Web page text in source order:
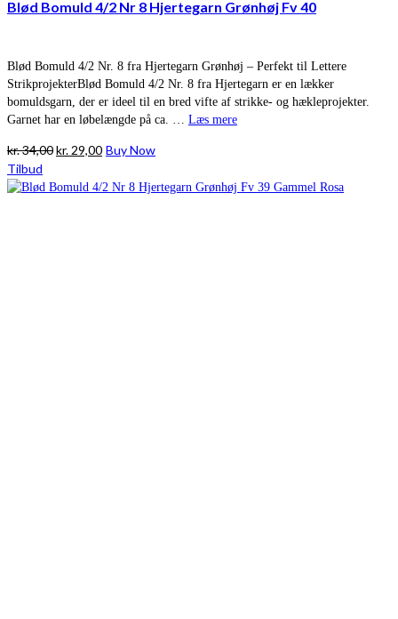
Blød Bomuld 4/2 Nr 8 Hjertegarn Grønhøj Fv 40
Blød Bomuld 4/2 Nr. 8 fra Hjertegarn Grønhøj – Perfekt til Lettere
StrikprojekterBlød Bomuld 4/2 Nr. 8 fra Hjertegarn er en lækker
bomuldsgarn, der er ideel til en bred vifte af strikke- og hækleprojekter.
Garnet har en løbelængde på ca. … Læs mere
kr.34,00Den
pris
kr. 29,00Den
pris
Buy Now
Tilbud